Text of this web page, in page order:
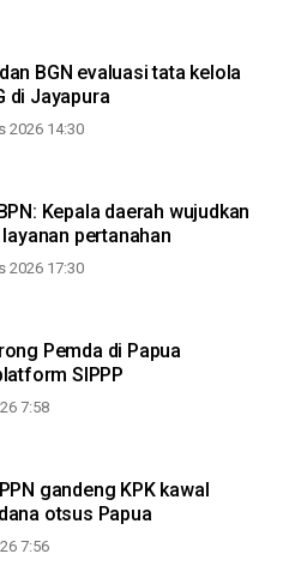
BGN evaluasi tata kelola
di Jayapura
2026 14:30
Kepala daerah wujudkan
pertanahan
2026 17:30
Pemda di Papua
SIPPP
7:58
gandeng KPK kawal
otsus Papua
7:56